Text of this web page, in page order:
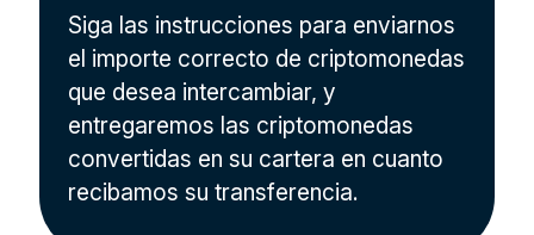
Siga las instrucciones para enviarnos
el importe correcto de criptomonedas
que desea intercambiar, y
entregaremos las criptomonedas
convertidas en su cartera en cuanto
recibamos su transferencia.